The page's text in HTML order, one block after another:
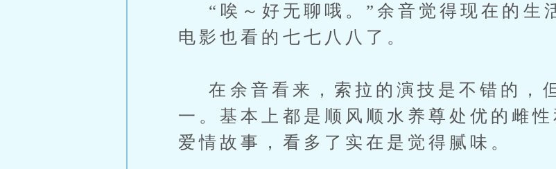
“唉～好无聊哦。”余音觉得现在的生
电影也看的七七八八了。
在余音看来，索拉的演技是不错的，
一。基本上都是顺风顺水养尊处优的雌
爱情故事，看多了实在是觉得腻味。